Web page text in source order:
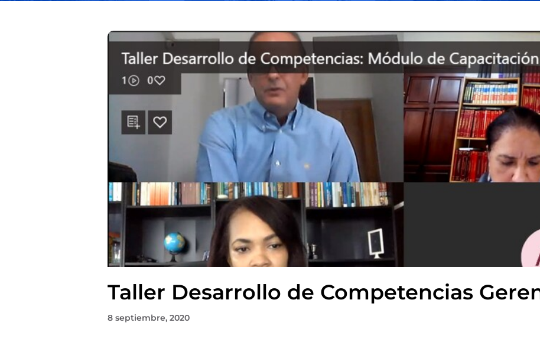
Taller Desarrollo de Competencias
8 septiembre, 2020